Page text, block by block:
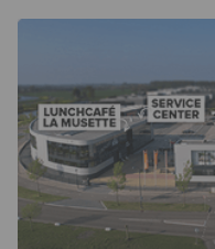
https://www.12gobiking.nl/